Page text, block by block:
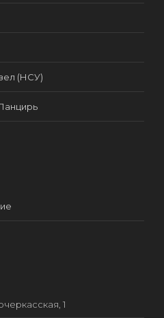
(НСУ)
1